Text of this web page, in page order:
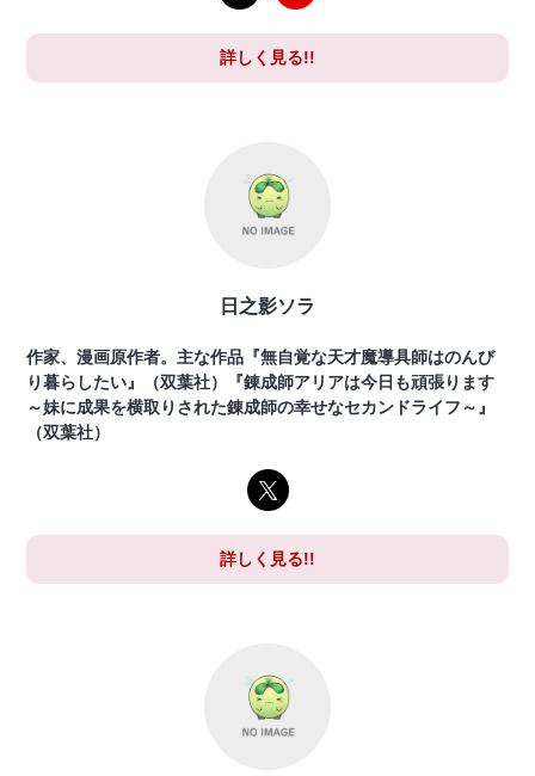
詳しく見る!!
日之影ソラ
作家、漫画原作者。主な作品『無自覚な天才魔導具師はのんび
り暮らしたい』（双葉社）『錬成師アリアは今日も頑張ります
～妹に成果を横取りされた錬成師の幸せなセカンドライフ～』
（双葉社）
詳しく見る!!